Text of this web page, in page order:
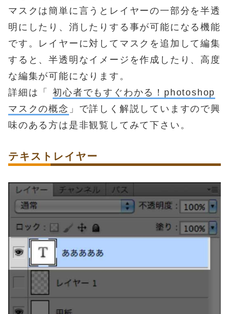
マスクは簡単に言うとレイヤーの一部分を半透
明にしたり、消したりする事が可能になる機能
です。レイヤーに対してマスクを追加して編集
すると、半透明なイメージを作成したり、高度
な編集が可能になります。
詳細は「
初心者でもすぐわかる！photoshop
マスクの概念 」で詳しく解説していますので興
味のある方は是非観覧してみて下さい。
テキストレイヤー